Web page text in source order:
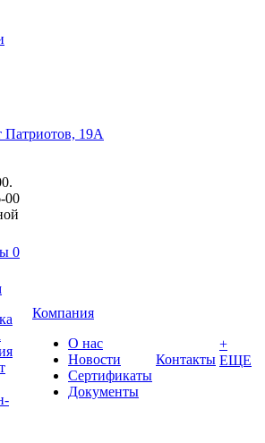
Патриотов, 19А
00
0
Компания
О нас
Новости
Сертификаты
Документы
Контакты
+
ЕЩЕ